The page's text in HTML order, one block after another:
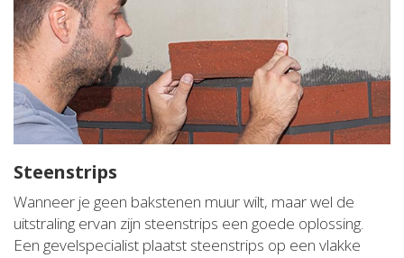
Steenstrips
Wanneer je geen bakstenen muur wilt, maar wel de
uitstraling ervan zijn steenstrips een goede oplossing.
Een gevelspecialist plaatst steenstrips op een vlakke